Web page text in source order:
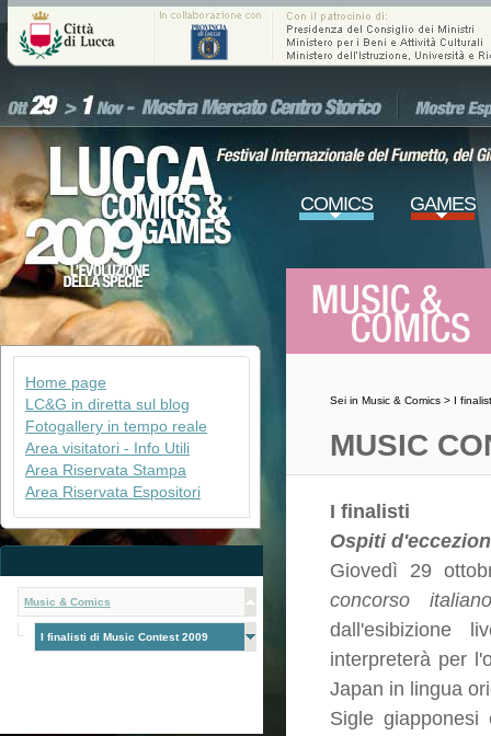
COMICS GAMES
Home page
LC&G in diretta sul blog
Fotogallery in tempo reale
Area visitatori - Info Utili
Area Riservata Stampa
Area Riservata Espositori
Music & Comics
I finalisti di Music Contest 2009
Sei in Music & Comics > I
MUSIC
I finalisti
Ospiti
Giovedì 29
concorso
dall'esibizione
interpreterà per
Japan in lingua
Sigle